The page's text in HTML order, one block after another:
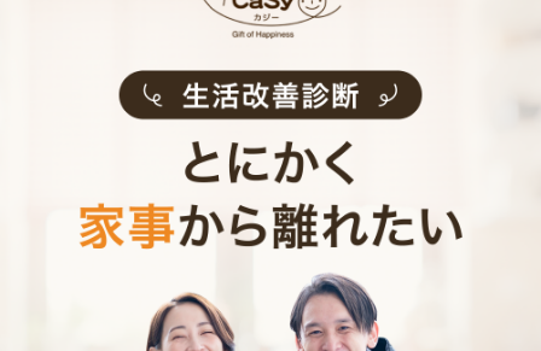
お見積り内容
0
料金（税込・交通費込）